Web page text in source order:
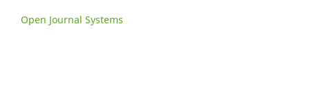
Open Journal Systems